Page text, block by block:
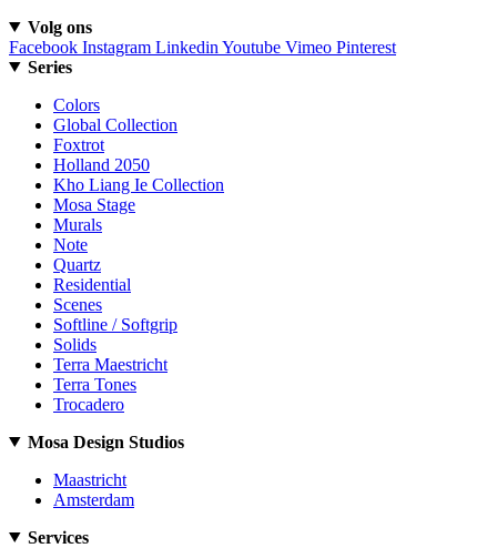
Volg ons
Facebook Instagram Linkedin Youtube Vimeo Pinterest
Series
Colors
Global Collection
Foxtrot
Holland 2050
Kho Liang Ie Collection
Mosa Stage
Murals
Note
Quartz
Residential
Scenes
Softline / Softgrip
Solids
Terra Maestricht
Terra Tones
Trocadero
Mosa Design Studios
Maastricht
Amsterdam
Services